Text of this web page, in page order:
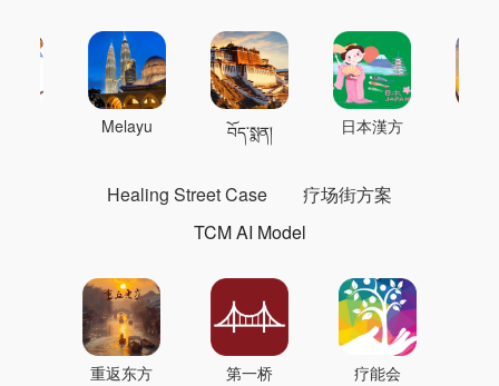
Melayu བོད་སྨན། 日本漢方
Healing Street Case
疗场街方案
TCM AI Model
重返东方 第一桥 疗能会